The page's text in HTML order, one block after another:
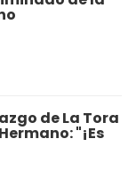
de La Tora
"¡Es